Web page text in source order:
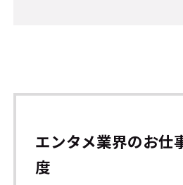
エンタメ業界のお仕
度